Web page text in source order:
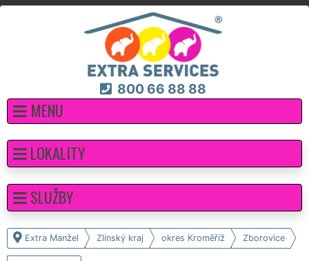
800 66 88 88
MENU
Extra Manžel Zlínský kraj okres Kroměříž Zborovice
LOKALITY
SLUŽBY